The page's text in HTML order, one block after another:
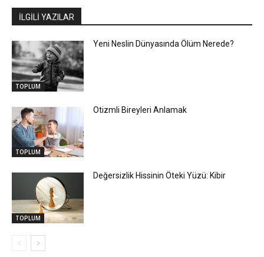
İLGİLİ YAZILAR
TOPLUM
Yeni Neslin Dünyasında Ölüm Nerede?
TOPLUM
Otizmli Bireyleri Anlamak
TOPLUM
Değersizlik Hissinin Öteki Yüzü: Kibir